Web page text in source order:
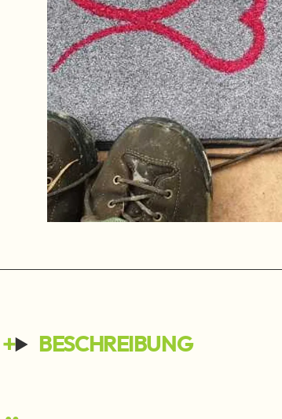
BESCHREIBUNG